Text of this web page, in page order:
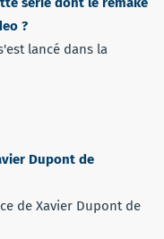
?
lancé dans la
Dupont de
de Xavier Dupont de